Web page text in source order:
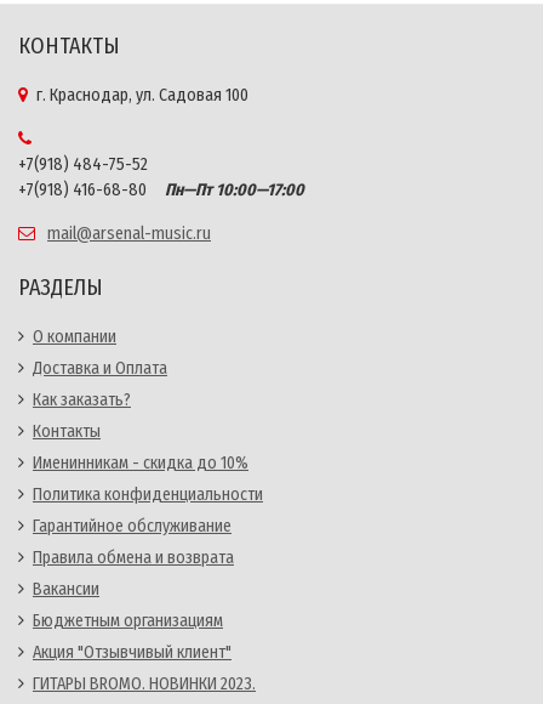
КОНТАКТЫ
г. Краснодар, ул. Садовая 100
+7(918) 484-75-52
+7(918) 416-68-80
Пн—Пт 10:00—17:00
mail@arsenal-music.ru
РАЗДЕЛЫ
О компании
Доставка и Оплата
Как заказать?
Контакты
Именинникам - скидка до 10%
Политика конфиденциальности
Гарантийное обслуживание
Правила обмена и возврата
Вакансии
Бюджетным организациям
Акция "Отзывчивый клиент"
ГИТАРЫ BROMO. НОВИНКИ 2023.